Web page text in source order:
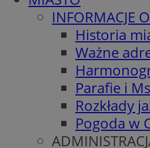
INFORMACJE
Historia
Ważne
Parafie i
Rozkłady
Pogoda w